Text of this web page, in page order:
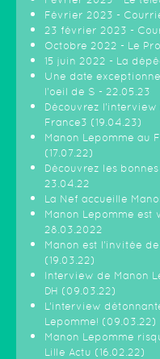
Février 2023 -
23 février 2023 -
Octobre 2022 - Le
15 juin 2022 - La
Une date
l'oeil de S - 22.05.23
Découvrez l'interview
France3 (19.04.23)
Manon Lepomme au
(17.07.22)
Découvrez les
23.04.22
La Nef accueille
Manon Lepomme est
28.03.2022
Manon est l'invitée
(19.03.22)
Interview de Manon
DH (09.03.22)
L’interview
Lepomme! (09.03.22)
Manon Lepomme
Lille Actu (16.02.22)